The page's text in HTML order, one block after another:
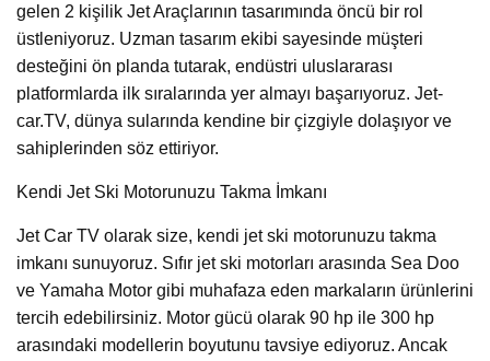
gelen 2 kişilik Jet Araçlarının tasarımında öncü bir rol
üstleniyoruz. Uzman tasarım ekibi sayesinde müşteri
desteğini ön planda tutarak, endüstri uluslararası
platformlarda ilk sıralarında yer almayı başarıyoruz. Jet-
car.TV, dünya sularında kendine bir çizgiyle dolaşıyor ve
sahiplerinden söz ettiriyor.
Kendi Jet Ski Motorunuzu Takma İmkanı
Jet Car TV olarak size, kendi jet ski motorunuzu takma
imkanı sunuyoruz. Sıfır jet ski motorları arasında Sea Doo
ve Yamaha Motor gibi muhafaza eden markaların ürünlerini
tercih edebilirsiniz. Motor gücü olarak 90 hp ile 300 hp
arasındaki modellerin boyutunu tavsiye ediyoruz. Ancak